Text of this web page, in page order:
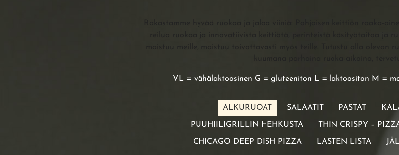
Rakastamme hyvää ruokaa ja jaloa viiniä: Pohjoisen keittiön raaka-
reilua ruokaa ja innovatiivista keittiötä, perinteistä käsityötaitoa ja
maistuu meille, maistuu toivottavasti myös teille. Tutustu alla olevan
VL = vähälaktoosinen G = gluteeniton L = laktoositon M =
ALKURUOAT SALAATIT PASTAT
PUUHIILIGRILLIN HEHKUSTA THIN CRISPY –
CHICAGO DEEP DISH PIZZA LASTEN LISTA